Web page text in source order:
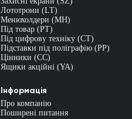
Лототрони (LT)
Менюхолдери (MH)
Під товар (PT)
Під цифрову техніку (CT)
Підставки під поліграфію (PP)
Цінники (СС)
Ящики акційні (YA)
Інформація
Про компанію
Поширені питання